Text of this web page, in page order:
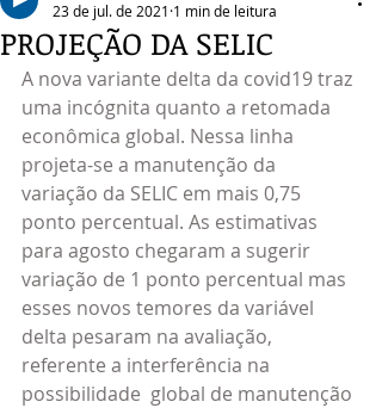
PROJEÇÃO DA SELIC
23 de jul. de 2021 1 min de leitura
A nova variante delta da covid19 traz
uma incógnita quanto a retomada
econômica global. Nessa linha
projeta-se a manutenção da
variação da SELIC em mais 0,75
ponto percentual. As estimativas
para agosto chegaram a sugerir
variação de 1 ponto percentual mas
esses novos temores da variável
delta pesaram na avaliação,
referente a interferência na
possibilidade  global de manutenção